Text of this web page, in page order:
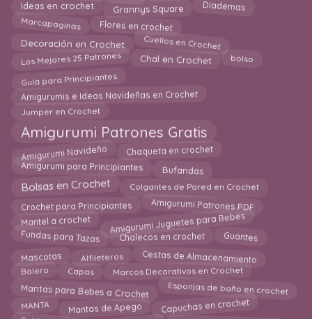
Ideas en crochet Grannys Square Diademas
Marcapaginas Flores en crochet
Decoración en Crochet Cuellos en Crochet
Los Mejores 25 Patrones Chal en Crochet bolso
Guía para Principiantes
Amigurumis e Ideas Navideñas en Crochet
Jumper en Crochet
Amigurumi Patrones Gratis
Amigurumi Navideño Chaqueta en crochet
Amigurumi para Principiantes Bufandas
Bolsas en Crochet Colgantes de Pared en Crochet
Crochet para Principiantes Amigurumi Patrones PDF
Mantel a crochet Amigurumi Juguetes para Bebes
Fundas para Tazas Chalecos en crochet Guantes
Mascotas Alfileteros Cestas de Almacenamiento
Bolero Capas Marcos Decorativos en Crochet
Mantas para Bebes a Crochet Esponjas de baño en crochet
MANTA Mantas de Apego Capuchas en crochet